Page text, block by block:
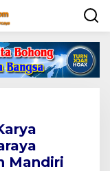
Mandiri